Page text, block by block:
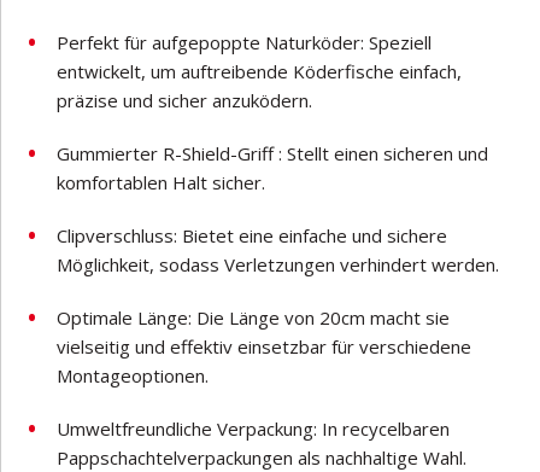
Perfekt für aufgepoppte Naturköder: Speziell
entwickelt, um auftreibende Köderfische einfach,
präzise und sicher anzuködern.
Gummierter R-Shield-Griff : Stellt einen sicheren und
komfortablen Halt sicher.
Clipverschluss: Bietet eine einfache und sichere
Möglichkeit, sodass Verletzungen verhindert werden.
Optimale Länge: Die Länge von 20cm macht sie
vielseitig und effektiv einsetzbar für verschiedene
Montageoptionen.
Umweltfreundliche Verpackung: In recycelbaren
Pappschachtelverpackungen als nachhaltige Wahl.